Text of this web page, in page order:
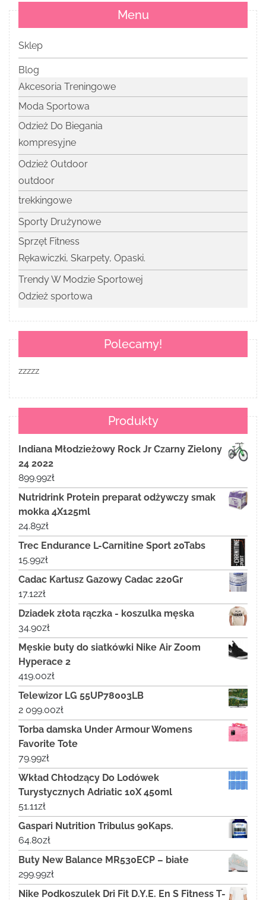
Menu
Sklep
Blog
Akcesoria Treningowe
Moda Sportowa
Odzież Do Biegania
kompresyjne
Odzież Outdoor
outdoor
trekkingowe
Sporty Drużynowe
Sprzęt Fitness
Rękawiczki, Skarpety, Opaski.
Trendy W Modzie Sportowej
Odzież sportowa
Polecamy!
zzzzz
Produkty
Indiana Młodzieżowy Rock Jr Czarny Zielony
24 2022
899.99zł
Nutridrink Protein preparat odżywczy smak
mokka 4X125ml
24.89zł
Trec Endurance L-Carnitine Sport 20Tabs
15.99zł
Cadac Kartusz Gazowy Cadac 220Gr
17.12zł
Dziadek złota rączka - koszulka męska
34.90zł
Męskie buty do siatkówki Nike Air Zoom
Hyperace 2
419.00zł
Telewizor LG 55UP78003LB
2 099.00zł
Torba damska Under Armour Womens
Favorite Tote
79.99zł
Wkład Chłodzący Do Lodówek
Turystycznych Adriatic 10X 450ml
51.11zł
Gaspari Nutrition Tribulus 90Kaps.
64.80zł
Buty New Balance MR530ECP – białe
299.99zł
Nike Podkoszulek Dri Fit D.Y.E. En S Fitness T-